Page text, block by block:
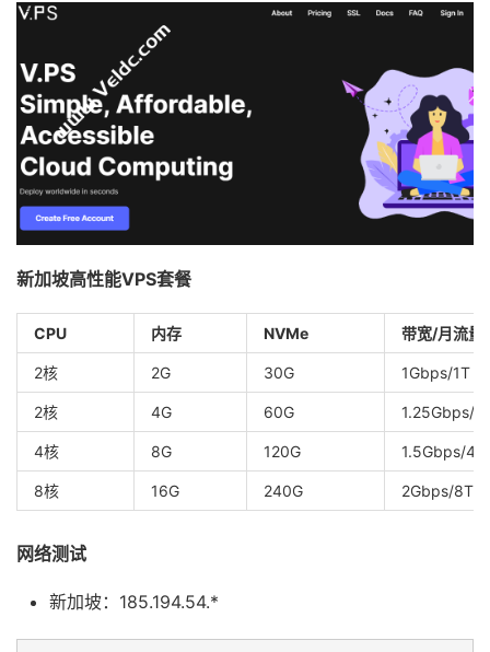
新加坡高性能VPS套餐
CPU 内存 NVMe 带宽/月流量
2核 2G 30G 1Gbps/1T
2核 4G 60G 1.25Gbps/
4核 8G 120G 1.5Gbps/4T
8核 16G 240G 2Gbps/8T
网络测试
新加坡：185.194.54.*